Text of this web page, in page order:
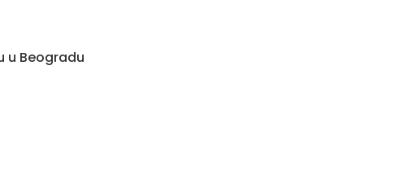
u Beogradu